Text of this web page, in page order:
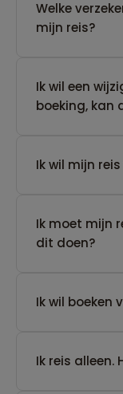
Welke
mijn reis?
Ik wil een
boeking, kan
Ik wil mijn
Ik moet mijn
dit doen?
Ik wil boeken
​Ik reis alleen.